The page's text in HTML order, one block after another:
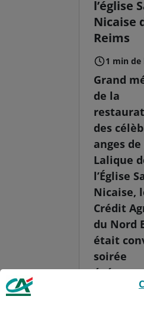
l’église
Nicaise
Reims
1 min de
Grand
de la
des
anges de
Lalique
l’Église
Nicaise,
Crédit
du Nord
était
soirée
indispensables car utilisés à des fins
sécurité ; d’autres sont facultatifs. Les